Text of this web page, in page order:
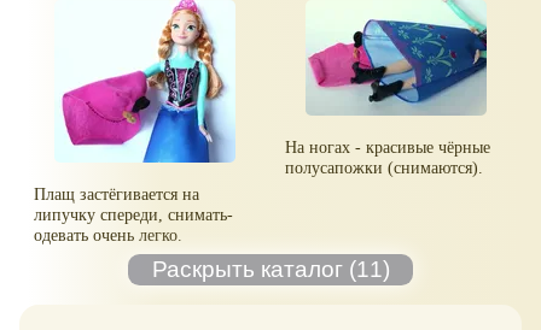
Плащ застёгивается на
липучку спереди, снимать-
одевать очень легко.
На ногах - красивые чёрные
полусапожки (снимаются).